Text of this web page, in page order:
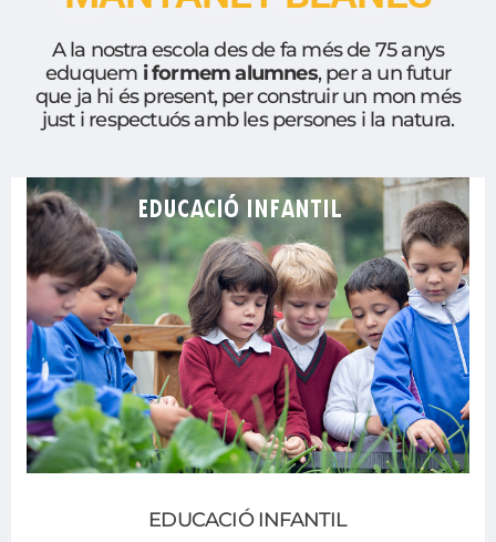
A la nostra escola des de fa més de 75 anys
eduquem i formem alumnes, per a un futur
que ja hi és present, per construir un mon més
just i respectuós amb les persones i la natura.
EDUCACIÓ INFANTIL